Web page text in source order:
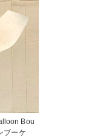
Bou
ブーケ